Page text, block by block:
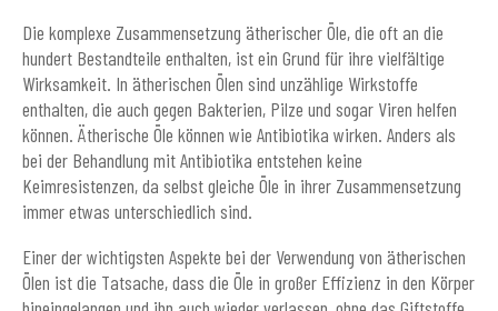
Die komplexe Zusammensetzung ätherischer Öle, die oft an die
hundert Bestandteile enthalten, ist ein Grund für ihre vielfältige
Wirksamkeit. In ätherischen Ölen sind unzählige Wirkstoffe
enthalten, die auch gegen Bakterien, Pilze und sogar Viren helfen
können. Ätherische Öle können wie Antibiotika wirken. Anders als
bei der Behandlung mit Antibiotika entstehen keine
Keimresistenzen, da selbst gleiche Öle in ihrer Zusammensetzung
immer etwas unterschiedlich sind.
Einer der wichtigsten Aspekte bei der Verwendung von ätherischen
Ölen ist die Tatsache, dass die Öle in großer Effizienz in den Körper